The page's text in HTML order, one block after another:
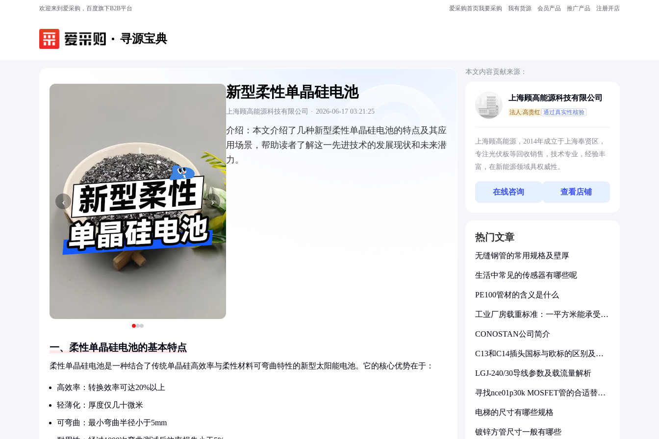
欢迎来到爱采购，百度旗下B2B平台 爱采购首页我要采购 我有货源 会员产品 推广产品 注册开店
寻源宝典
‹ ›
新型柔性单晶硅电池
上海顾高能源科技有限公司 · 2026-06-17 03:21:25
介绍： 本文介绍了几种新型柔性单晶硅电池的特点及其应
用场景，帮助读者了解这一先进技术的发展现状和未来潜
力。
一、柔性单晶硅电池的基本特点
柔性单晶硅电池是一种结合了传统单晶硅高效率与柔性材料可弯曲特性的新型太阳能电池。它的核心优势在于：
高效率：转换效率可达20%以上
轻薄化：厚度仅几十微米
可弯曲：最小弯曲半径小于5mm
本文内容贡献来源：
上海顾高能源科技有限公司
法人:高贵红 通过真实性核验
上海顾高能源，2014年成立于上海奉贤区，
专注光伏板等回收销售，技术专业，经验丰
富，在新能源领域具权威性。
在线咨询 查看店铺
热门文章
无缝钢管的常用规格及壁厚
生活中常见的传感器有哪些呢
PE100管材的含义是什么
工业厂房载重标准：一平方米能承受多
CONOSTAN公司简介
C13和C14插头国标与欧标的区别及其
LGJ-240/30导线参数及载流量解析
寻找nce01p30k MOSFET管的合适替代
电梯的尺寸有哪些规格
镀锌方管尺寸一般有哪些